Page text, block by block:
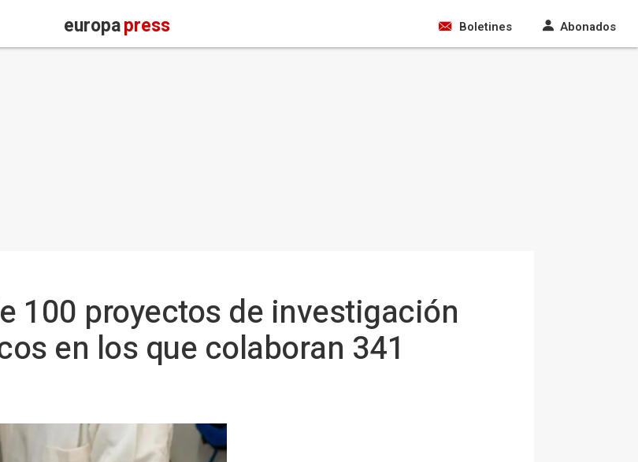
europapress Boletines Abonados
100 proyectos de investigación
en los que colaboran 341